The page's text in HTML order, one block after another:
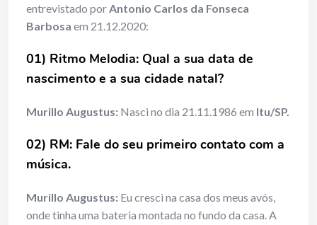
entrevistado porAntonio Carlos da Fonseca
Barbosa em 21.12.2020:
01) Ritmo Melodia: Qual a sua data de
nascimento e a sua cidade natal?
Murillo Augustus: Nasci no dia 21.11.1986 em Itu/SP.
02) RM: Fale do seu primeiro contato com a
música.
Murillo Augustus: Eu cresci na casa dos meus avós,
onde tinha uma bateria montada no fundo da casa. A